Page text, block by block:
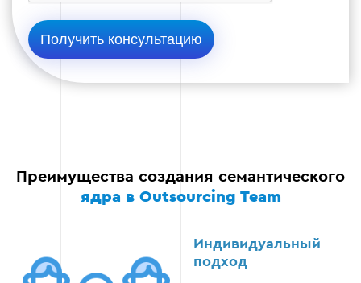
Преимущества создания семантического
ядра в Outsourcing Team
Индивидуальный
подход